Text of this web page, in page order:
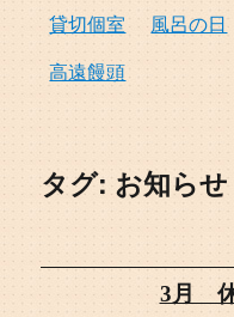
貸切個室
風呂の日
高遠饅頭
タグ: お知らせ
3月